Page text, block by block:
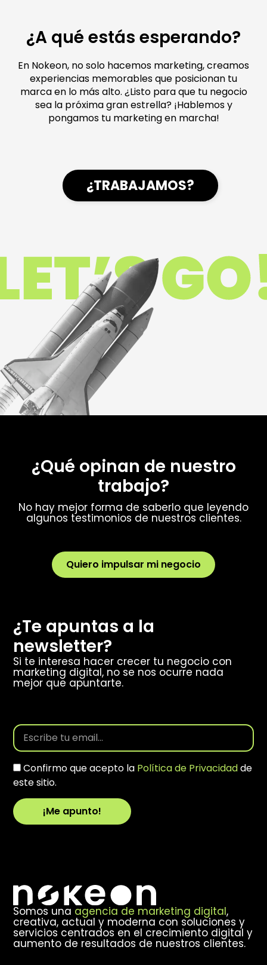
¿A qué estás esperando?
En Nokeon, no solo hacemos marketing, creamos
experiencias memorables que posicionan tu
marca en lo más alto. ¿Listo para que tu negocio
sea la próxima gran estrella? ¡Hablemos y
pongamos tu marketing en marcha!
¿TRABAJAMOS?
¿Qué opinan de nuestro
trabajo?
No hay mejor forma de saberlo que leyendo
algunos testimonios de nuestros clientes.
Quiero impulsar mi negocio
¿Te apuntas a la
newsletter?
Si te interesa hacer crecer tu negocio con
marketing digital, no se nos ocurre nada
mejor que apuntarte.
Confirmo que acepto la Política de Privacidadde
este sitio.
¡Me apunto!
Somos una agencia de marketing digital,
creativa, actual y moderna con soluciones y
servicios centrados en el crecimiento digital y
aumento de resultados de nuestros clientes.